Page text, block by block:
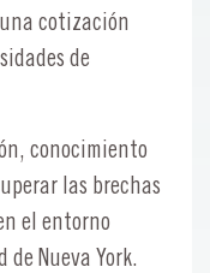
cotización
de
conocimiento
las brechas
el entorno
Nueva York.